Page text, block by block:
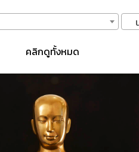
คลิกดูทั้งหมด